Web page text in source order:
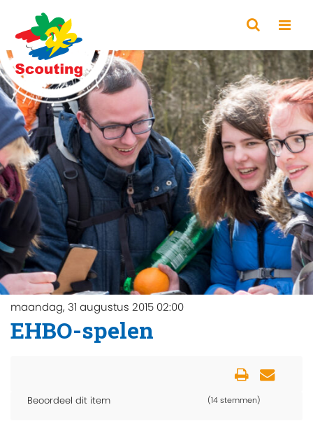
maandag, 31 augustus 2015 02:00
EHBO-spelen
Beoordeel dit item (14 stemmen)